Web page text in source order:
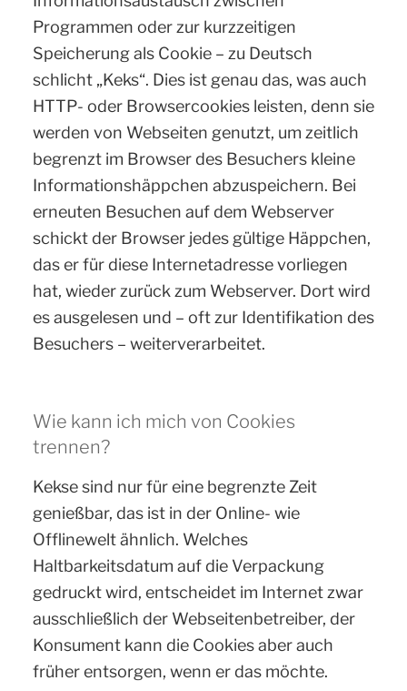
Programmen oder zur kurzzeitigen
Speicherung als Cookie – zu Deutsch
schlicht „Keks“. Dies ist genau das, was auch
HTTP- oder Browsercookies leisten, denn sie
werden von Webseiten genutzt, um zeitlich
begrenzt im Browser des Besuchers kleine
Informationshäppchen abzuspeichern. Bei
erneuten Besuchen auf dem Webserver
schickt der Browser jedes gültige Häppchen,
das er für diese Internetadresse vorliegen
hat, wieder zurück zum Webserver. Dort wird
es ausgelesen und – oft zur Identifikation des
Besuchers – weiterverarbeitet.
Wie kann ich mich von Cookies
trennen?
Kekse sind nur für eine begrenzte Zeit
genießbar, das ist in der Online- wie
Offlinewelt ähnlich. Welches
Haltbarkeitsdatum auf die Verpackung
gedruckt wird, entscheidet im Internet zwar
ausschließlich der Webseitenbetreiber, der
Konsument kann die Cookies aber auch
früher entsorgen, wenn er das möchte.